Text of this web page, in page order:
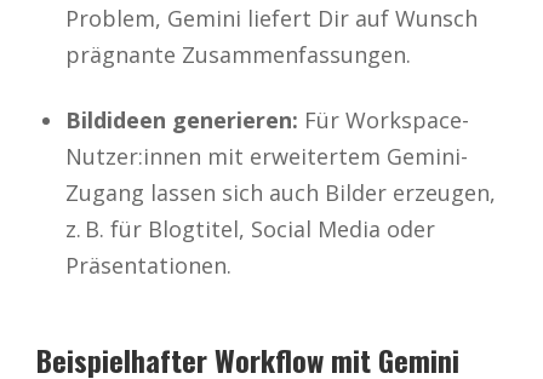
Problem, Gemini liefert Dir auf Wunsch
prägnante Zusammenfassungen.
Bildideen generieren: Für Workspace-
Nutzer:innen mit erweitertem Gemini-
Zugang lassen sich auch Bilder erzeugen,
z. B. für Blogtitel, Social Media oder
Präsentationen.
Beispielhafter Workflow mit Gemini